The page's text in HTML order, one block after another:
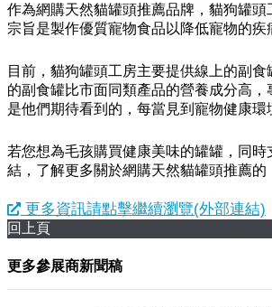
作為網購天然貓罐頭推薦品牌，貓狗罐
宗旨是製作優質寵物食品以降低寵物的
目前，貓狗罐頭工房主要提供線上的副
的副食罐比市面同類產品的營養成分高
是他們期待看到的，每當見到寵物健康環
若您想為毛孩購買健康美味的罐罐，同
結，了解更多關於網購天然貓罐頭推薦的
更多資訊請點擊繼續瀏覽(外部連結)
回上頁
更多參展商新聞稿